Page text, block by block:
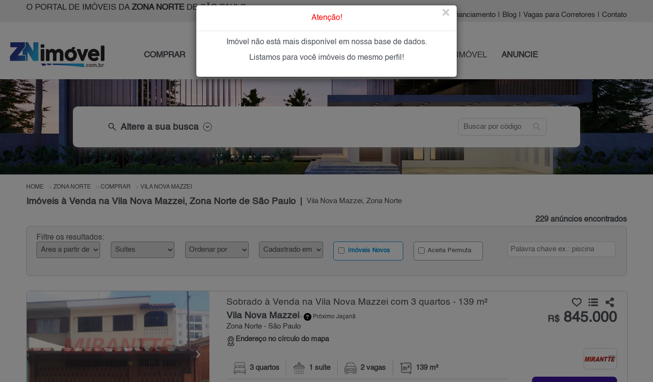
O PORTAL DE IMÓVEIS DA ZONA NORTEDE SÃO PAULO
| Financiamento Blog Vagas para Corretores Contato
COMPRAR IMÓVEIS NOVOS IMOBILIÁRIAS OFEREÇA SEU IMÓVEL ANUNCIE
search Altere a sua busca search
HOME ZONA NORTE COMPRAR VILA NOVA MAZZEI
Imóveis à Venda na Vila Nova Mazzei, Zona Norte de São Paulo Vila Nova Mazzei, Zona Norte
229 anúncios encontrados
Filtre os resultados:
Imóveis Novos Aceita Permuta
Sobrado à Venda na Vila Nova Mazzei com 3 quartos - 139 m²
Vila Nova Mazzei- Próximo Jaçanã
Zona Norte - São Paulo
Endereço no círculo do mapa
R$845.000
3 quartos 1 suíte 2 vagas 139 m²
Atenção! ×
Imóvel não está mais disponível em nossa base de dados.
Listamos para você imóveis do mesmo perfil!